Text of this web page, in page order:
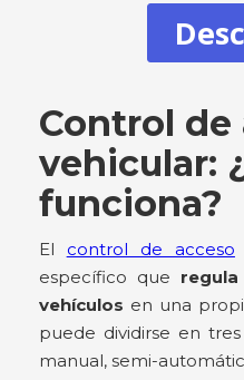
Control de
vehicular:
funciona?
El control de acceso
específico que
vehículos en una
puede dividirse en
manual, semi-